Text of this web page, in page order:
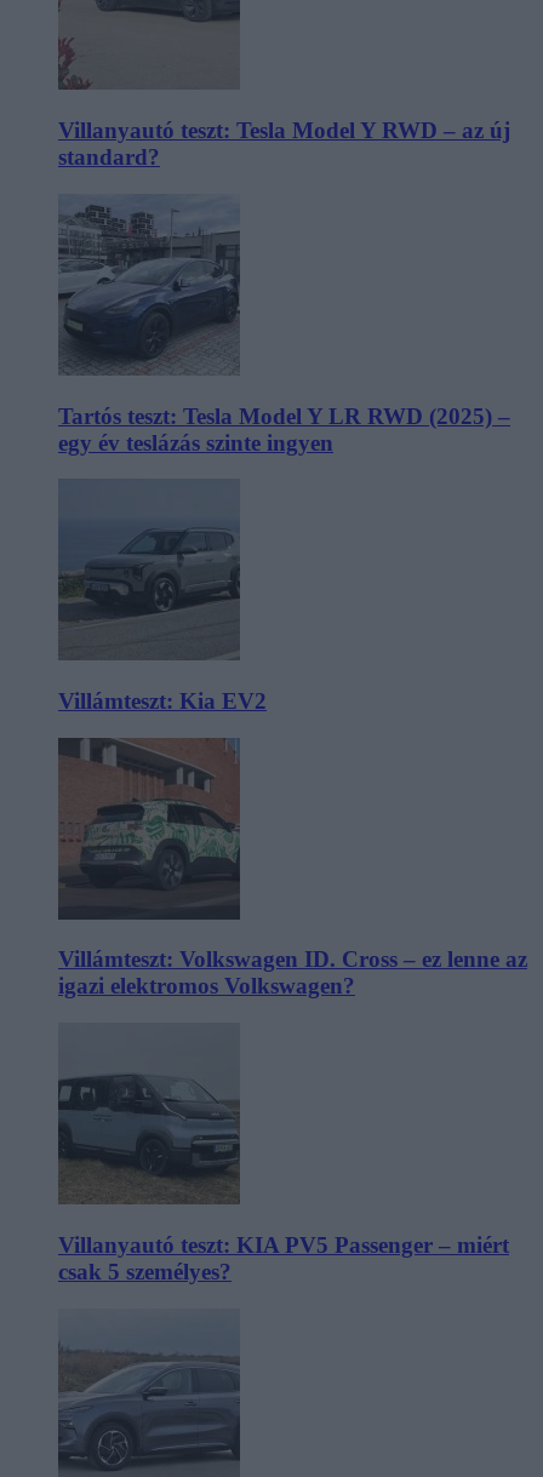
Villanyautó teszt: Tesla Model Y RWD – az új
standard?
Tartós teszt: Tesla Model Y LR RWD (2025) –
egy év teslázás szinte ingyen
Villámteszt: Kia EV2
Villámteszt: Volkswagen ID. Cross – ez lenne az
igazi elektromos Volkswagen?
Villanyautó teszt: KIA PV5 Passenger – miért
csak 5 személyes?